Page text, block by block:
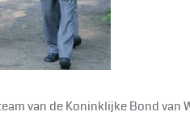
van de Koninklijke Bond van